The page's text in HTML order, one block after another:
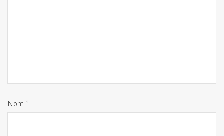
Nom *